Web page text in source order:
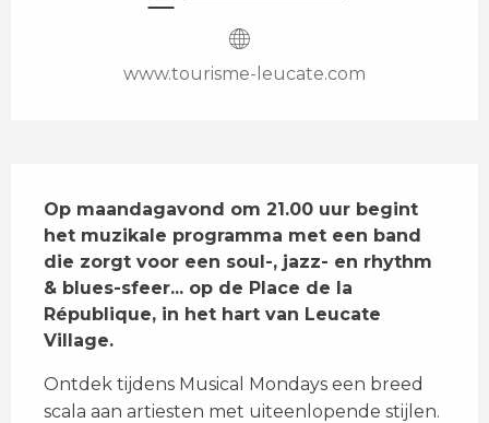
www.tourisme-leucate.com
Op maandagavond om 21.00 uur begint
het muzikale programma met een band
die zorgt voor een soul-, jazz- en rhythm
& blues-sfeer... op de Place de la
République, in het hart van Leucate
Village.
Ontdek tijdens Musical Mondays een breed
scala aan artiesten met uiteenlopende stijlen.